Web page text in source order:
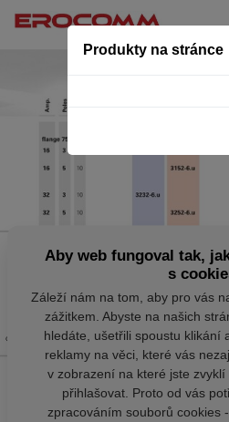
Produkty na stránce
Aby web fungoval tak,
s
Záleží nám na tom, aby pro vás
zážitkem. Abyste na našich
hledáte, ušetřili spoustu klikání
reklamy na věci, které vás
v zobrazení na které jste
přihlašovat. Proto od vás
zpracováním souborů cookies